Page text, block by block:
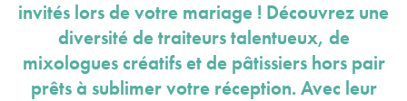
invités lors de votre mariage ! Découvrez une
diversité de traiteurs talentueux, de
mixologues créatifs et de pâtissiers hors pair
prêts à sublimer votre réception. Avec leur